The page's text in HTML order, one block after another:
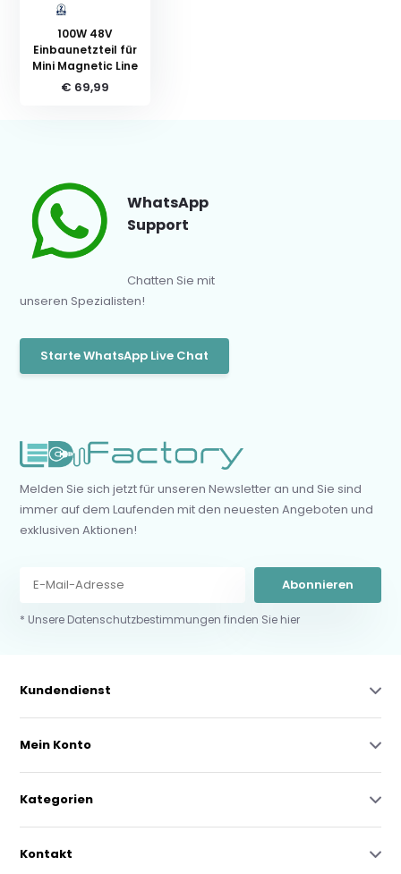
100W 48V
Einbaunetzteil für
Mini Magnetic Line
€ 69,99
WhatsApp
Support
Chatten Sie mit
unseren Spezialisten!
Starte WhatsApp Live Chat
Melden Sie sich jetzt für unseren Newsletter an und Sie sind
immer auf dem Laufenden mit den neuesten Angeboten und
exklusiven Aktionen!
Abonnieren
* Unsere Datenschutzbestimmungen finden Sie hier
Kundendienst
Mein Konto
Kategorien
Kontakt